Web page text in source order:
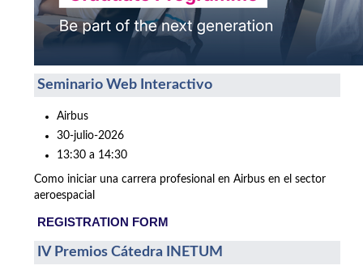
Seminario Web Interactivo
Airbus
30-julio-2026
13:30 a 14:30
Como iniciar una carrera profesional en Airbus en el sector
aeroespacial
REGISTRATION FORM
IV Premios Cátedra INETUM